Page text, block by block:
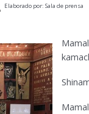
Elaborado por: Sala de prensa